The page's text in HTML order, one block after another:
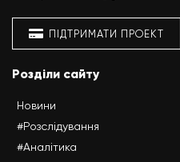
ПІДТРИМАТИ ПРОЕКТ
Розділи сайту
Новини
#Розслідування
#Аналітика